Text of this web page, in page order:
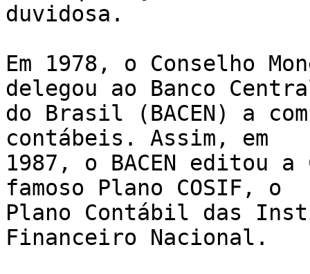
duvidosa.
Em 1978, o Conselho
delegou ao Banco
do Brasil (BACEN) a
contábeis. Assim, em
1987, o BACEN editou
famoso Plano COSIF, o
Plano Contábil das
Financeiro Nacional.